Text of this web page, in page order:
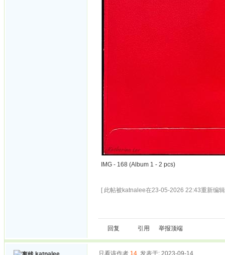
IMG - 168 (Album 1 - 2 pcs)
[ 此帖被katnalee在23-05-2026 22:43重新编
回复 引用 举报顶端
只看该作者 14 发表于: 2023-09-14